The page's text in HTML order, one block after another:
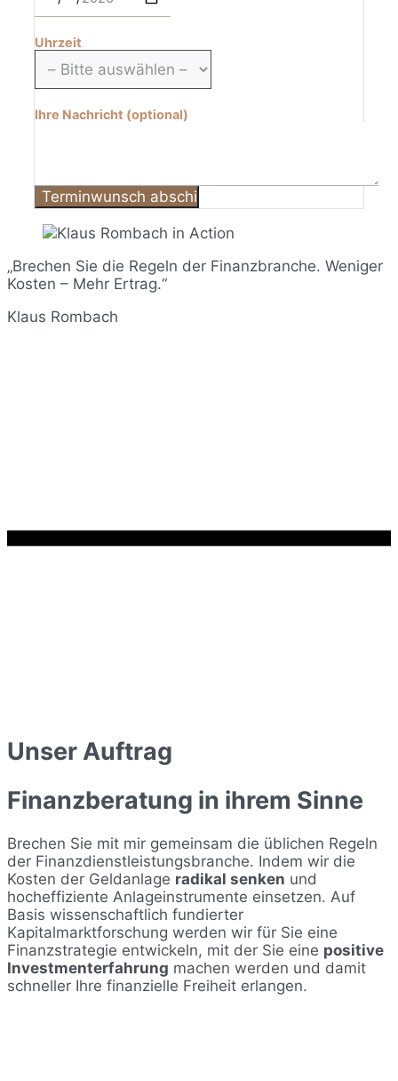
Uhrzeit
Ihre Nachricht (optional)
„Brechen Sie die Regeln der Finanzbranche. Weniger
Kosten – Mehr Ertrag.“
Klaus Rombach
Unser Auftrag
Finanzberatung in ihrem Sinne
Brechen Sie mit mir gemeinsam die üblichen Regeln
der Finanzdienstleistungsbranche. Indem wir die
Kosten der Geldanlage radikal senken und
hocheffiziente Anlageinstrumente einsetzen. Auf
Basis wissenschaftlich fundierter
Kapitalmarktforschung werden wir für Sie eine
Finanzstrategie entwickeln, mit der Sie eine positive
Investmenterfahrung machen werden und damit
schneller Ihre finanzielle Freiheit erlangen.